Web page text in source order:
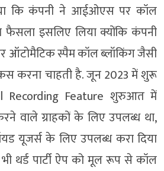
कि कंपनी ने आईओएस पर कॉल
फैसला इसलिए लिया क्योंकि कंपनी
ऑटोमैटिक स्पैम कॉल ब्लॉकिंग जैसी
करना चाहती है. जून 2023 में शुरू
Recording Feature शुरुआत में
वाले ग्राहकों के लिए उपलब्ध था,
यूजर्स के लिए उपलब्ध करा दिया
थर्ड पार्टी ऐप को मूल रूप से कॉल